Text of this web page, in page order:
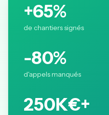
+65%
de chantiers signés
-80%
d'appels manqués
250K€+